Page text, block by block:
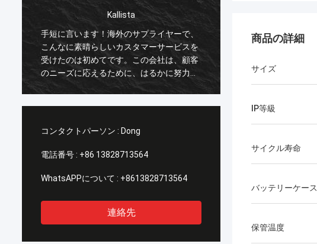
Kallista
手短に言います！海外のサプライヤーで、
こんなに素晴らしいカスタマーサービスを
受けたのは初めてです。この会社は、顧客
のニーズに応えるために、はるかに努力し
ています。私のすべての懸念に対する対応
手短に言います！
こんなに素晴らし
のニーズに応える
ています。私のす
れ、発送時間も素晴
コンタクトパーソン : Dong
電話番号 : +86 13828713564
WhatsAPPについて : +8613828713564
連絡先
商品の詳細
サイズ
IP等級
サイクル寿命
バッテリーケース
保管温度